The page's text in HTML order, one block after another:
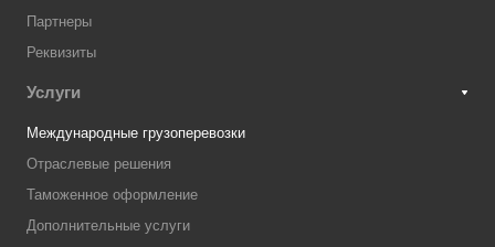
Партнеры
Реквизиты
Услуги
Международные грузоперевозки
Отраслевые решения
Таможенное оформление
Дополнительные услуги